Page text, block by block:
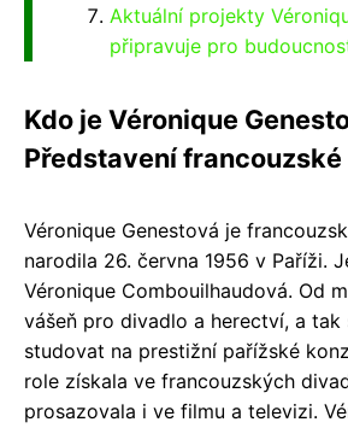
Aktuální projekty
připravuje pro
Kdo je Véronique
Představení
Véronique Genestová je
narodila 26. června 1956 v Paříži.
Véronique Combouilhaudová. Od
vášeň pro divadlo a herectví, a tak
studovat na prestižní pařížské
role získala ve francouzských
prosazovala i ve filmu a televizi.